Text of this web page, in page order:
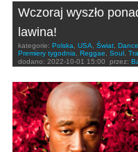
Wczoraj wyszło
lawina!
kategorie: Polska USA Świat
Premiery tygodnia
Reggae Soul
dodano: 2022-10-01 15:00 przez: